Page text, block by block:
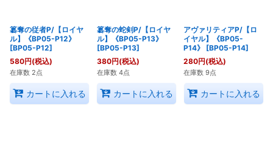
簒奪の従者P/【ロイヤ
ル】《BP05-P12》
[BP05-P12]
580円(税込)
在庫数 2点
カートに入れる
簒奪の蛇剣P/【ロイヤ
ル】《BP05-P13》
[BP05-P13]
380円(税込)
在庫数 4点
カートに入れる
アヴァリティアP/【ロ
イヤル】《BP05-
P14》
[BP05-P14]
280円(税込)
在庫数 9点
カートに入れる